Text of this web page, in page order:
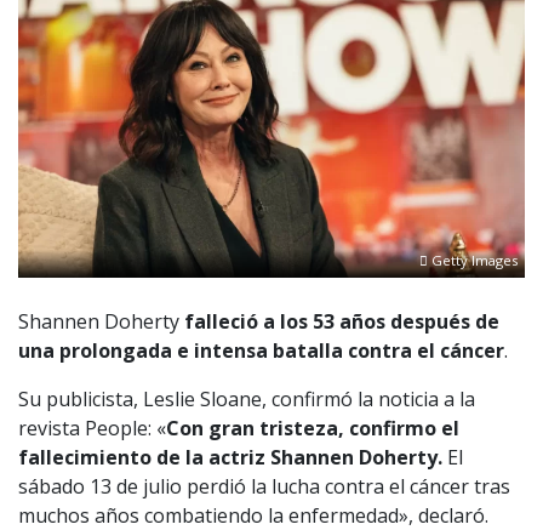
Getty Images
Shannen Doherty falleció a los 53 años después de
una prolongada e intensa batalla contra el cáncer.
Su publicista, Leslie Sloane, confirmó la noticia a la
revista People: «Con gran tristeza, confirmo el
fallecimiento de la actriz Shannen Doherty. El
sábado 13 de julio perdió la lucha contra el cáncer tras
muchos años combatiendo la enfermedad», declaró.